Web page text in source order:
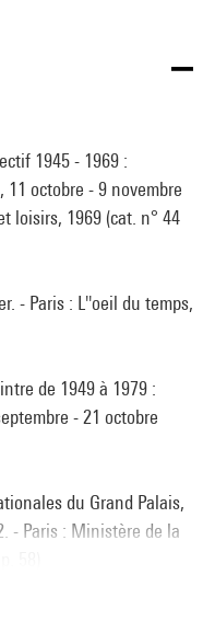
1945 - 1969 :
octobre - 9 novembre
loisirs, 1969 (cat. n° 44
- Paris : L''oeil du temps,
de 1949 à 1979 :
- 21 octobre
du Grand Palais,
- Paris : Ministère de la
58)